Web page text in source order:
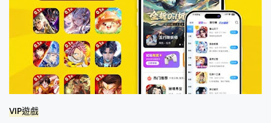
VIP遊戲